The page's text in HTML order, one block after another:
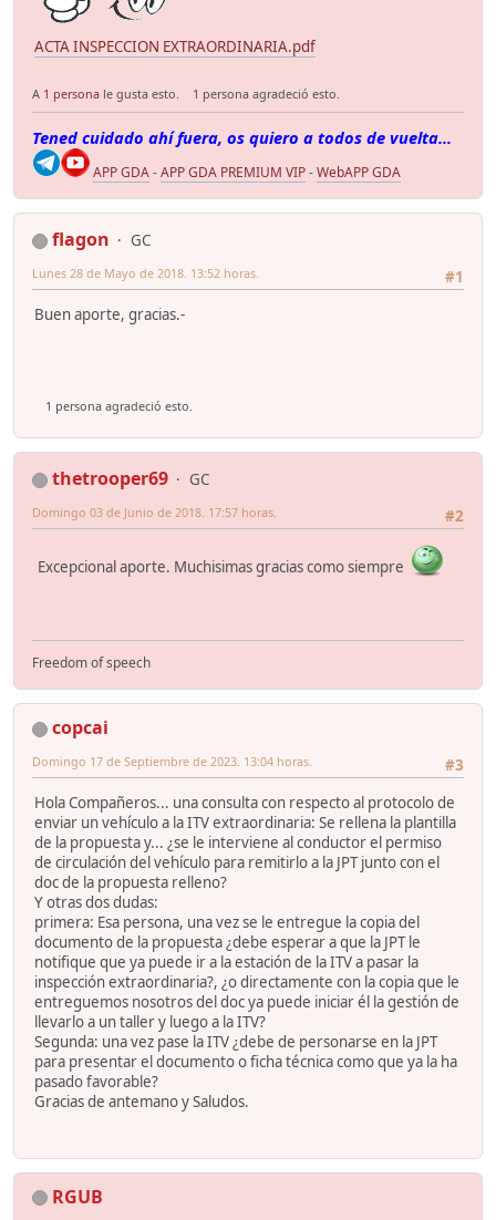
ACTA INSPECCION EXTRAORDINARIA.pdf
A 1 persona le gusta esto. 1 persona agradeció esto.
Tened cuidado ahí fuera, os quiero a todos de vuelta...
APP GDA-APP GDA PREMIUM VIP-WebAPP GDA
flagon
GC
#1
Lunes 28 de Mayo de 2018. 13:52 horas.
Buen aporte, gracias.-
1 persona agradeció esto.
thetrooper69
GC
#2
Domingo 03 de Junio de 2018. 17:57 horas.
Excepcional aporte. Muchisimas gracias como siempre
Freedom of speech
copcai
#3
Domingo 17 de Septiembre de 2023. 13:04 horas.
Hola Compañeros... una consulta con respecto al protocolo de
enviar un vehículo a la ITV extraordinaria: Se rellena la plantilla
de la propuesta y... ¿se le interviene al conductor el permiso
de circulación del vehículo para remitirlo a la JPT junto con el
doc de la propuesta relleno?
Y otras dos dudas:
primera: Esa persona, una vez se le entregue la copia del
documento de la propuesta ¿debe esperar a que la JPT le
notifique que ya puede ir a la estación de la ITV a pasar la
inspección extraordinaria?, ¿o directamente con la copia que le
entreguemos nosotros del doc ya puede iniciar él la gestión de
llevarlo a un taller y luego a la ITV?
Segunda: una vez pase la ITV ¿debe de personarse en la JPT
para presentar el documento o ficha técnica como que ya la ha
pasado favorable?
Gracias de antemano y Saludos.
RGUB